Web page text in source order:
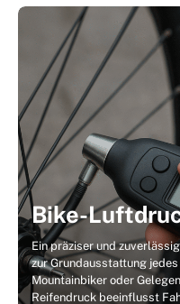
Bike-
Ein präziser und
zur Grundausstattung
Mountainbiker oder
Reifendruck beeinflusst